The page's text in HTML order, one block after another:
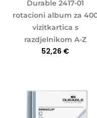
Durable 2417-01
rotacioni album za
vizitkartica s
razdjelnikom A-Z
52,26 €